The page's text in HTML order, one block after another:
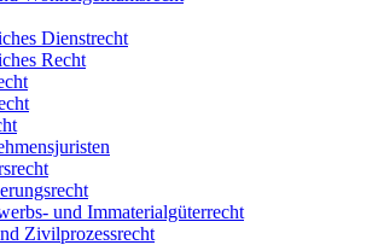
Dienstrecht
Recht
und Immaterialgüterrecht
Zivilprozessrecht